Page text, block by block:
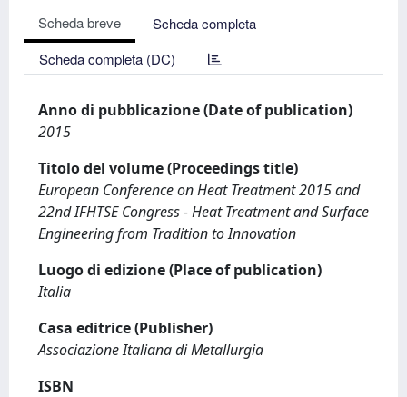
Scheda breve
Scheda completa
Scheda completa (DC)
Anno di pubblicazione (Date of publication)
2015
Titolo del volume (Proceedings title)
European Conference on Heat Treatment 2015 and
22nd IFHTSE Congress - Heat Treatment and Surface
Engineering from Tradition to Innovation
Luogo di edizione (Place of publication)
Italia
Casa editrice (Publisher)
Associazione Italiana di Metallurgia
ISBN